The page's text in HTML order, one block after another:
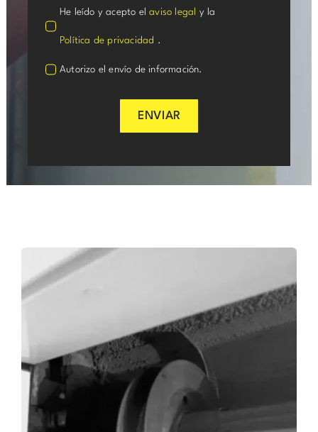
He leído y acepto elaviso legal y la
Política de privacidad .
Autorizo el envío de información.
ENVIAR